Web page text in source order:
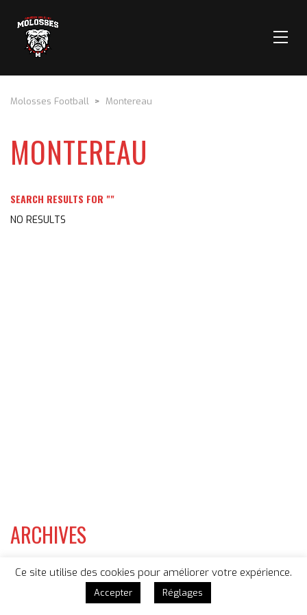
Molosses Football > Montereau
MONTEREAU
SEARCH RESULTS FOR ""
NO RESULTS
ARCHIVES
CATEGORIES
Ce site utilise des cookies pour améliorer votre expérience.
Accepter Réglages